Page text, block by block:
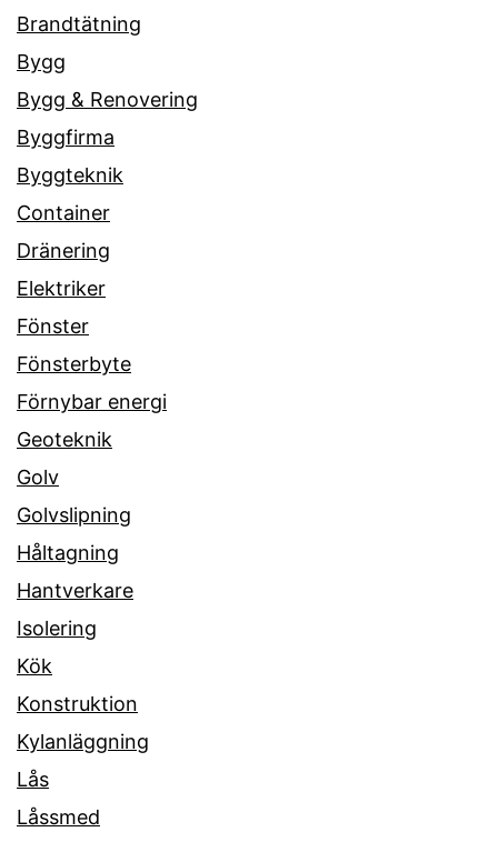
Brandtätning
Bygg
Bygg & Renovering
Byggfirma
Byggteknik
Container
Dränering
Elektriker
Fönster
Fönsterbyte
Förnybar energi
Geoteknik
Golv
Golvslipning
Håltagning
Hantverkare
Isolering
Kök
Konstruktion
Kylanläggning
Lås
Låssmed